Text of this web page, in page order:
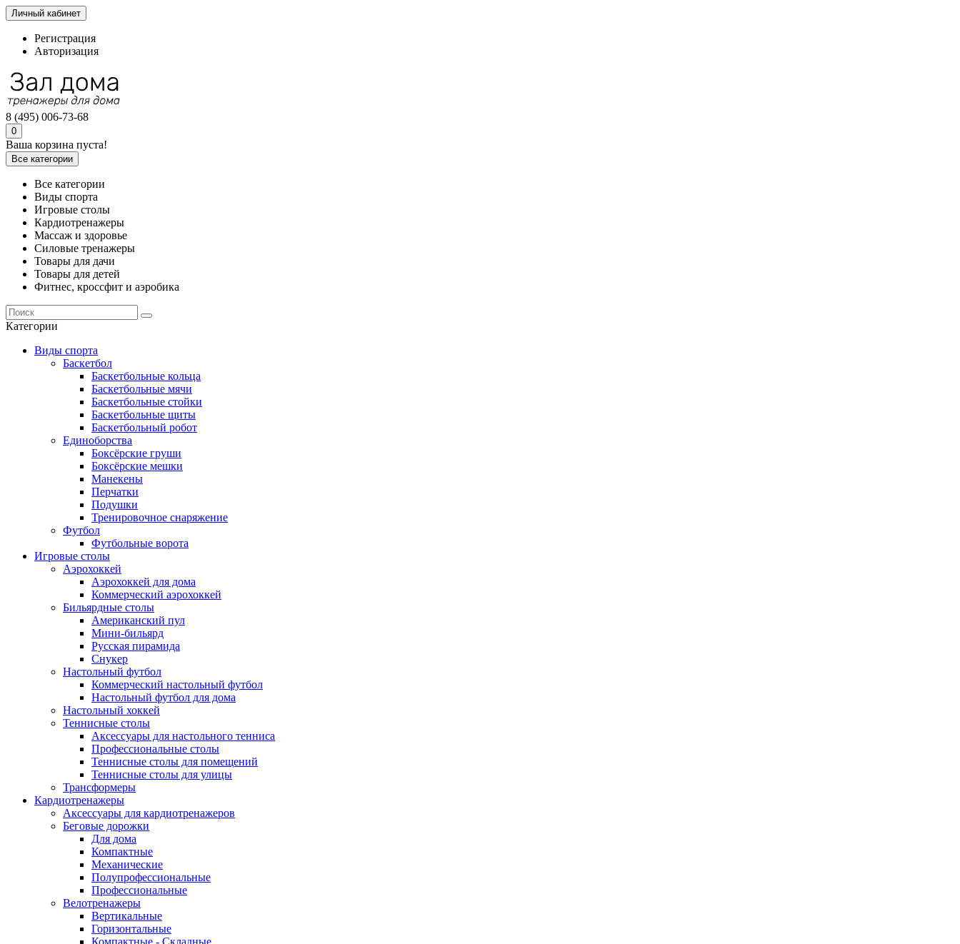
Личный кабинет
Регистрация
Авторизация
8 (495) 006-73-68
0
Ваша корзина пуста!
Все категории
Все категории
Виды спорта
Игровые столы
Кардиотренажеры
Массаж и здоровье
Силовые тренажеры
Товары для дачи
Товары для детей
Фитнес, кроссфит и аэробика
Категории
Виды спорта
Баскетбол
Баскетбольные кольца
Баскетбольные мячи
Баскетбольные стойки
Баскетбольные щиты
Баскетбольный робот
Единоборства
Боксёрские груши
Боксёрские мешки
Манекены
Перчатки
Подушки
Тренировочное снаряжение
Футбол
Футбольные ворота
Игровые столы
Аэрохоккей
Аэрохоккей для дома
Коммерческий аэрохоккей
Бильярдные столы
Американский пул
Мини-бильярд
Русская пирамида
Снукер
Настольный футбол
Коммерческий настольный футбол
Настольный футбол для дома
Настольный хоккей
Теннисные столы
Аксессуары для настольного тенниса
Профессиональные столы
Теннисные столы для помещений
Теннисные столы для улицы
Трансформеры
Кардиотренажеры
Аксессуары для кардиотренажеров
Беговые дорожки
Для дома
Компактные
Механические
Полупрофессиональные
Профессиональные
Велотренажеры
Вертикальные
Горизонтальные
Компактные - Складные